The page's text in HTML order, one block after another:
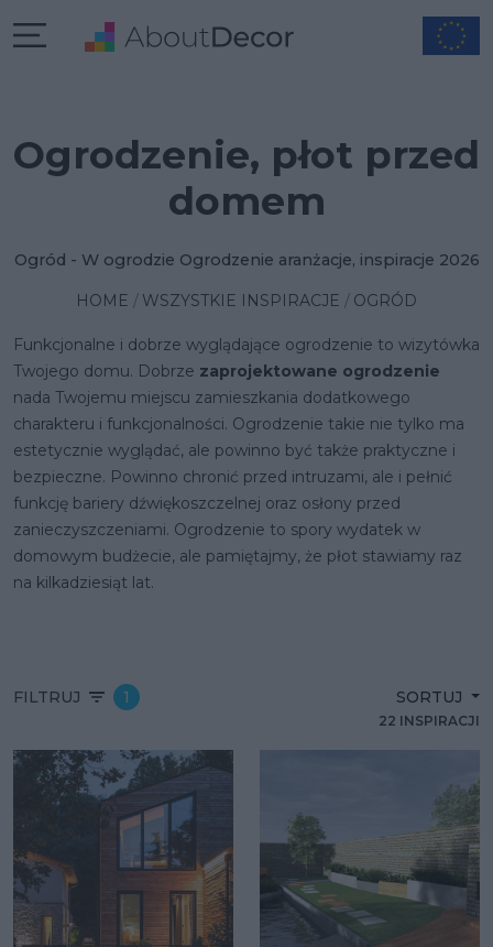
Ogrodzenie, płot przed
domem
Ogród - W ogrodzie Ogrodzenie aranżacje, inspiracje 2026
HOME WSZYSTKIE INSPIRACJE OGRÓD
Funkcjonalne i dobrze wyglądające ogrodzenie to wizytówka
Twojego domu. Dobrze zaprojektowane ogrodzenie
nada Twojemu miejscu zamieszkania dodatkowego
charakteru i funkcjonalności. Ogrodzenie takie nie tylko ma
estetycznie wyglądać, ale powinno być także praktyczne i
bezpieczne. Powinno chronić przed intruzami, ale i pełnić
funkcję bariery dźwiękoszczelnej oraz osłony przed
zanieczyszczeniami. Ogrodzenie to spory wydatek w
domowym budżecie, ale pamiętajmy, że płot stawiamy raz
na kilkadziesiąt lat.
FILTRUJ 1 SORTUJ
22 INSPIRACJI